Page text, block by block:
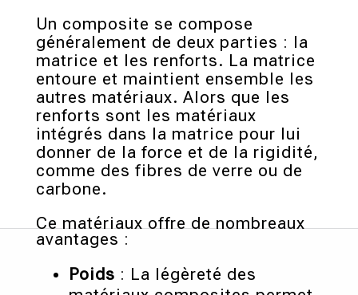
Un composite se compose
généralement de deux parties : la
matrice et les renforts. La matrice
entoure et maintient ensemble les
autres matériaux. Alors que les
renforts sont les matériaux
intégrés dans la matrice pour lui
donner de la force et de la rigidité,
comme des fibres de verre ou de
carbone.
Ce matériaux offre de nombreaux
avantages :
Poids : La légèreté des